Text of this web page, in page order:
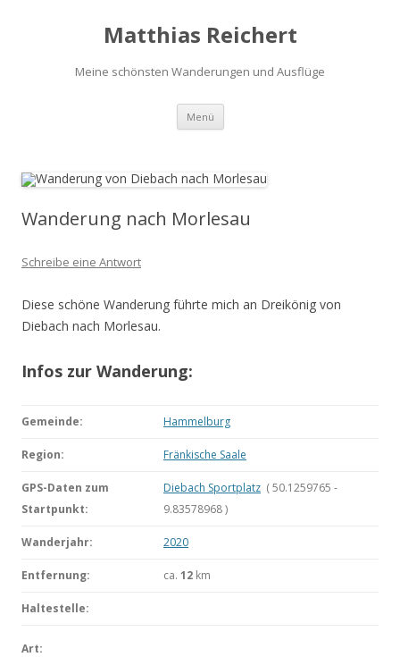
Matthias Reichert
Meine schönsten Wanderungen und Ausflüge
Menü Zum
springen
Wanderung nach Morlesau
Schreibe eine Antwort
Diese schöne Wanderung führte mich an Dreikönig von
Diebach nach Morlesau.
Infos zur Wanderung:
Gemeinde: Hammelburg
Region: Fränkische Saale
GPS-Daten zum
Startpunkt:
Diebach Sportplatz ( 50.1259765 -
9.83578968 )
Wanderjahr: 2020
Entfernung: ca. 12 km
Haltestelle:
Art: